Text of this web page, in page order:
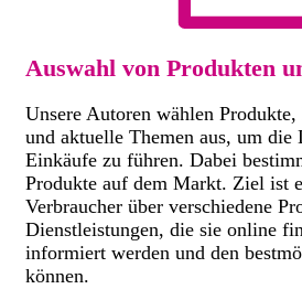
Auswahl von Produkten
Unsere Autoren wählen Produkte,
und aktuelle Themen aus, um die
Einkäufe zu führen. Dabei
Produkte auf dem Markt. Ziel ist
Verbraucher über verschiedene
Dienstleistungen, die sie online
informiert werden und den
können.